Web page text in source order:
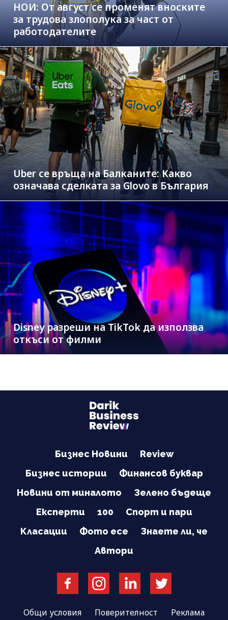
НОИ: От август се променят вноските
за трудова злополука за част от
работодателите
Uber се връща на Балканите: Какво
означава сделката за Glovo в България
Disney разреши на TikTok да използва
откъси от филми
Бизнес Новини
Review
Бизнес истории
Финансов буквар
Новини от миналото
Зелено бъдеще
Експерти
100
Спорт и пари
Класации
Фото есе
Знаете ли, че
Автори
Общи условия Поверителност
Реклама